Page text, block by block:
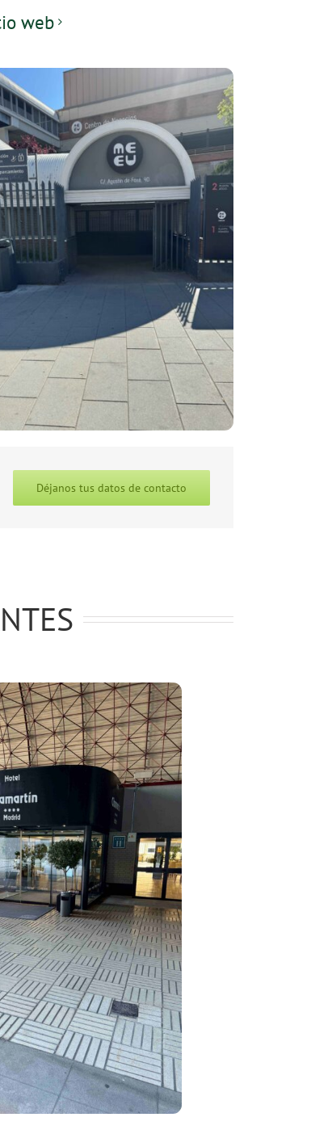
web
Déjanos tus datos de contacto